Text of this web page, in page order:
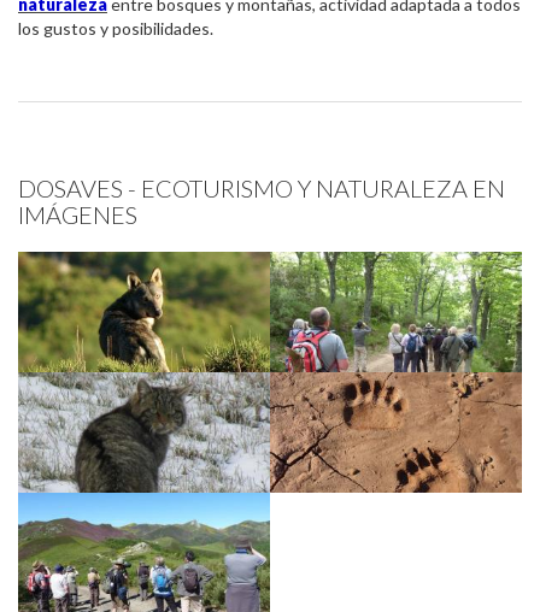
naturalezaentre bosques y montañas, actividad adaptada a todos
los gustos y posibilidades.
DOSAVES - ECOTURISMO Y NATURALEZA EN
IMÁGENES